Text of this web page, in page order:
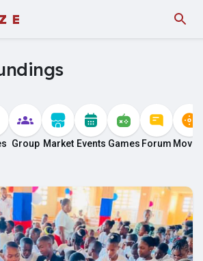
Group Market Events Games Forum